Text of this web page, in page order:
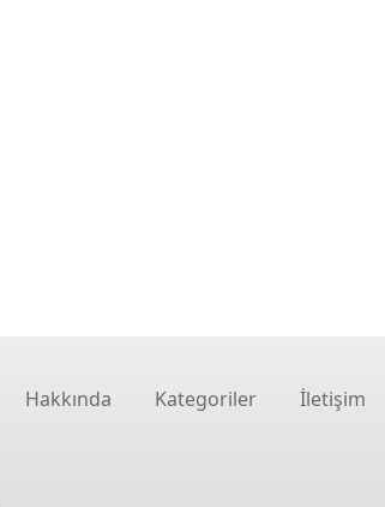
Hakkında Kategoriler İletişim